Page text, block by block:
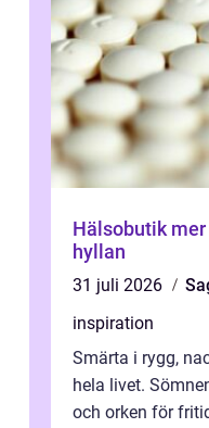
Hälsobutik mer än bara kosttillskott på
hyllan
31 juli 2026
inspiration
Smärta i rygg,
hela livet.
och orken för